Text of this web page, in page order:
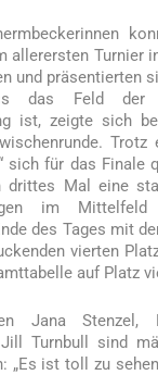
allerersten Turnier
und präsentierten
das Feld der
ist, zeigte sich
Trotz
sich für das Finale
drittes Mal eine
im
des Tages mit
vierten
auf Platz
Jana Stenzel,
Turnbull sind
„Es ist toll zu